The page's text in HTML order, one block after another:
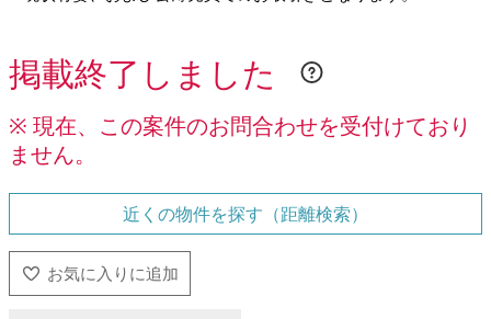
掲載終了しました
※ 現在、この案件のお問合わせを受付けており
ません。
近くの物件を探す（距離検索）